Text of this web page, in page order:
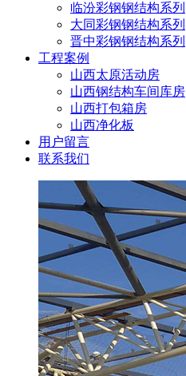
临汾彩钢钢结构系列
大同彩钢钢结构系列
晋中彩钢钢结构系列
工程案例
山西太原活动房
山西钢结构车间库房
山西打包箱房
山西净化板
用户留言
联系我们